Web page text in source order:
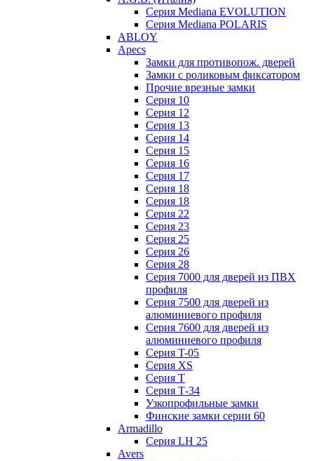
Серия Mediana EVOLUTION
Серия Mediana POLARIS
ABLOY
Apecs
Замки для противопож. дверей
Замки с роликовым фиксатором
Прочие врезные замки
Серия 10
Серия 12
Серия 13
Серия 14
Серия 15
Серия 16
Серия 17
Серия 18
Серия 18
Серия 22
Серия 23
Серия 25
Серия 26
Серия 28
Серия 7000 для дверей из ПВХ
профиля
Серия 7500 для дверей из
алюминиевого профиля
Серия 7600 для дверей из
алюминиевого профиля
Серия T-05
Серия XS
Серия Т
Серия Т-34
Узкопрофильные замки
Финские замки серии 60
Armadillo
Серия LH 25
Avers